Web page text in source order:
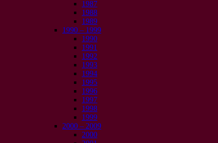
1987
1988
1989
1990 – 1999
1990
1991
1992
1993
1994
1995
1996
1997
1998
1999
2000 – 2009
2000